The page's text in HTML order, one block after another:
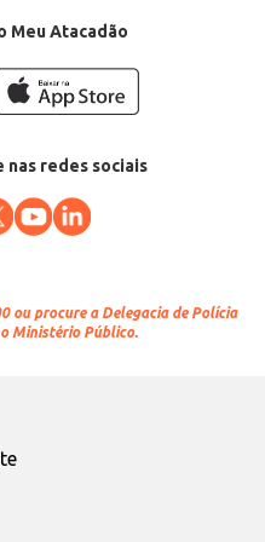
Meu Atacadão
nas redes sociais
ou procure a Delegacia de Polícia
Ministério Público.